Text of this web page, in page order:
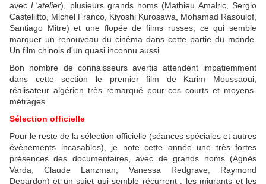
avecL'atelier), plusieurs grands noms (Mathieu Amalric, Sergio
Castellitto, Michel Franco, Kiyoshi Kurosawa, Mohamad Rasoulof,
Santiago Mitre) et une flopée de films russes, ce qui semble
marquer un renouveau du cinéma dans cette partie du monde.
Un film chinois d'un quasi inconnu aussi.
Bon nombre de connaisseurs avertis attendent impatiemment
dans cette section le premier film de Karim Moussaoui,
réalisateur algérien très remarqué pour ces courts et moyens-
métrages.
Sélection officielle
Pour le reste de la sélection officielle (séances spéciales et autres
évènements incasables), je note cette année une très fortes
présences des documentaires, avec de grands noms (Agnès
Varda, Claude Lanzman, Vanessa Redgrave, Raymond
Depardon) et un sujet qui semble récurrent : les migrants et les